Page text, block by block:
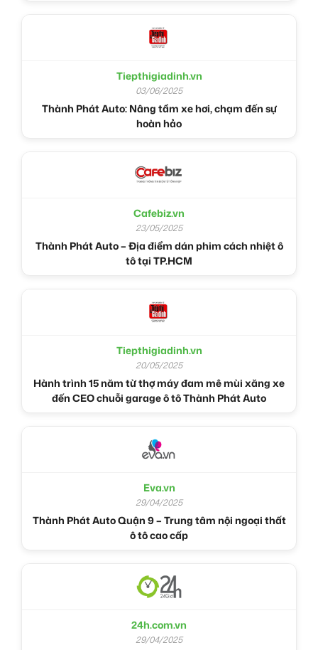
Tiepthigiadinh.vn
03/06/2025
Thành Phát Auto: Nâng tầm xe hơi, chạm đến sự
hoàn hảo
Cafebiz.vn
23/05/2025
Thành Phát Auto – Địa điểm dán phim cách nhiệt ô
tô tại TP.HCM
Tiepthigiadinh.vn
20/05/2025
Hành trình 15 năm từ thợ máy đam mê mùi xăng xe
đến CEO chuỗi garage ô tô Thành Phát Auto
Eva.vn
29/04/2025
Thành Phát Auto Quận 9 – Trung tâm nội ngoại thất
ô tô cao cấp
24h.com.vn
29/04/2025